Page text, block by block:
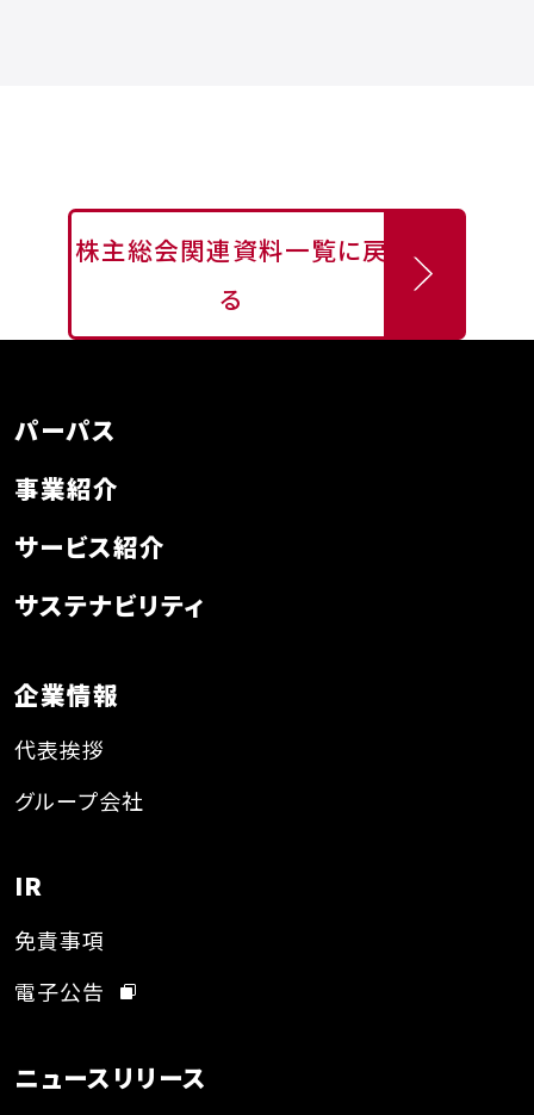
株主総会関連資料一覧に戻
る
パーパス
事業紹介
サービス紹介
サステナビリティ
企業情報
代表挨拶
グループ会社
IR
免責事項
電子公告
ニュースリリース